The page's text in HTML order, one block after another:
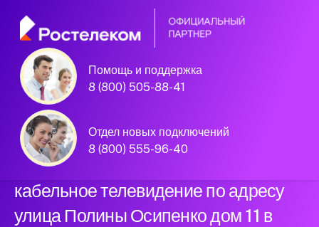
Помощь и поддержка
8 (800) 505-88-41
Отдел новых подключений
8 (800) 555-96-40
Официальный
партнер Ростелеком
Подключили новый интернет и
кабельное телевидение по адресу
улица Полины Осипенко дом 11 в